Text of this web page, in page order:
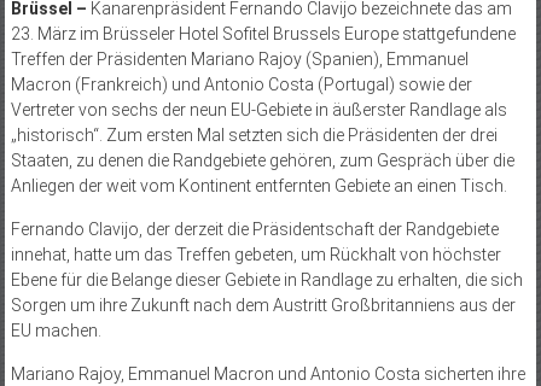
Brüssel – Kanarenpräsident Fernando Clavijo bezeichnete das am
23. März im Brüsseler Hotel Sofitel Brussels Europe stattgefundene
Treffen der Präsidenten Mariano Rajoy (Spanien), Emmanuel
Macron (Frankreich) und Antonio Costa (Portugal) sowie der
Vertreter von sechs der neun EU-Gebiete in äußerster Randlage als
„historisch“. Zum ersten Mal setzten sich die Präsidenten der drei
Staaten, zu denen die Randgebiete gehören, zum Gespräch über die
Anliegen der weit vom Kontinent entfernten Gebiete an einen Tisch.
Fernando Clavijo, der derzeit die Präsidentschaft der Randgebiete
innehat, hatte um das Treffen gebeten, um Rückhalt von höchster
Ebene für die Belange dieser Gebiete in Randlage zu erhalten, die sich
Sorgen um ihre Zukunft nach dem Austritt Großbritanniens aus der
EU machen.
Mariano Rajoy, Emmanuel Macron und Antonio Costa sicherten ihre